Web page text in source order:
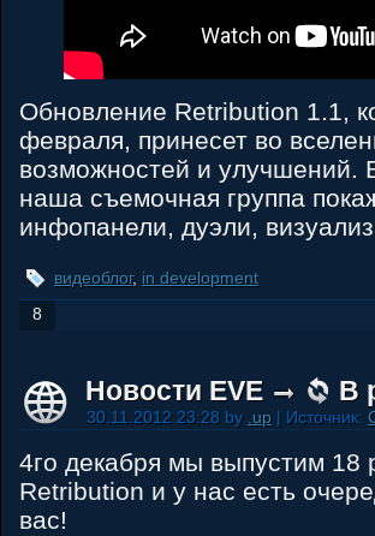
Обновление Retribution 1.1,
февраля, принесет во
возможностей и улучшений.
наша съемочная группа
инфопанели, дуэли,
видеоблог, in development
8
Новости EVE В
30.11.2012 23:28 by .up | Источник:
4го декабря мы выпустим
Retribution и у нас есть
вас!